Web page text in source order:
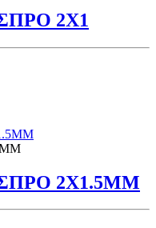
2Χ1
2Χ1.5ΜΜ